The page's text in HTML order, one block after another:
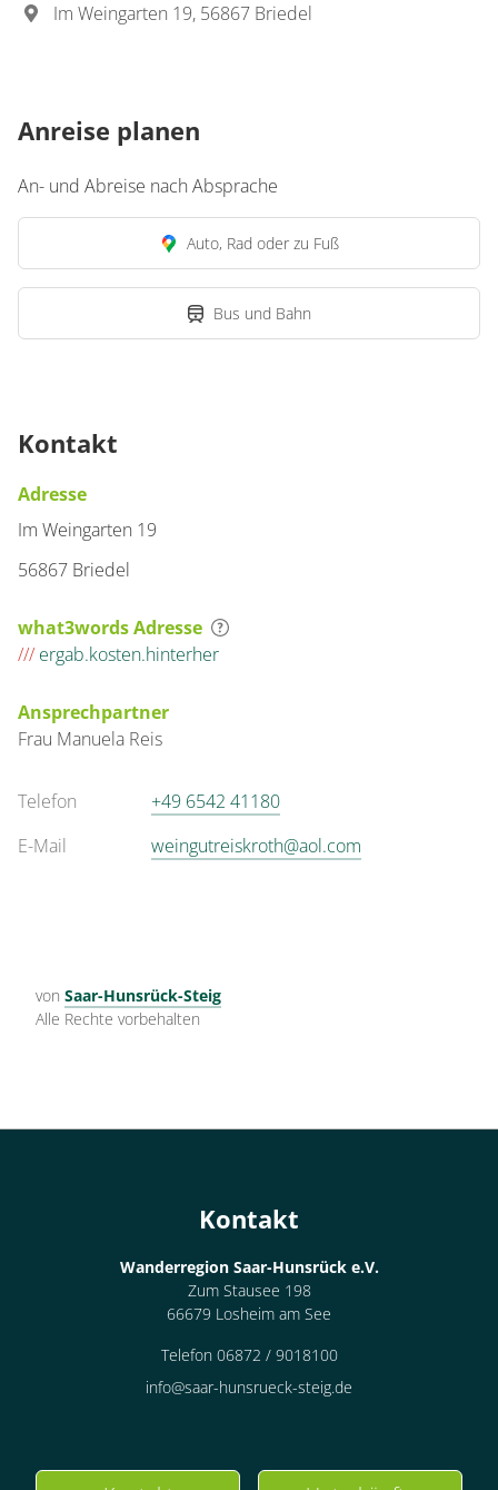
Im Weingarten 19, 56867 Briedel
Anreise planen
An- und Abreise nach Absprache
Auto, Rad oder zu Fuß
Bus und Bahn
Kontakt
Adresse
Im Weingarten 19
56867 Briedel
what3words Adresse
/// ergab.kosten.hinterher
Ansprechpartner
Frau Manuela Reis
Telefon
+49 6542 41180
E-Mail
weingutreiskroth@aol.com
von Saar-Hunsrück-Steig
Alle Rechte vorbehalten
Kontakt
Wanderregion Saar-Hunsrück e.V.
Zum Stausee 198
66679 Losheim am See
Telefon 06872 / 9018100
info@saar-hunsrueck-steig.de